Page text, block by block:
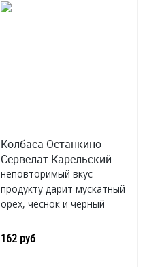
Колбаса Останкино
Сервелат Карельский
неповторимый вкус
продукту дарит мускатный
орех, чеснок и черный
Россия
162 руб